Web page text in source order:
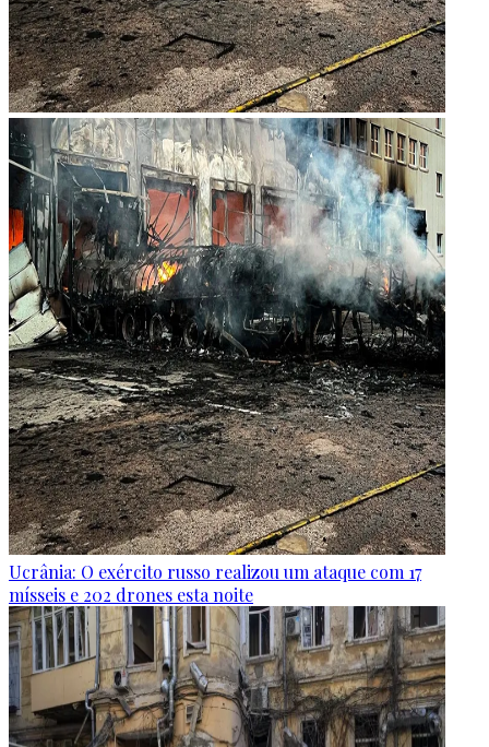
Ucrânia: O exército russo realizou um ataque com 17
mísseis e 202 drones esta noite